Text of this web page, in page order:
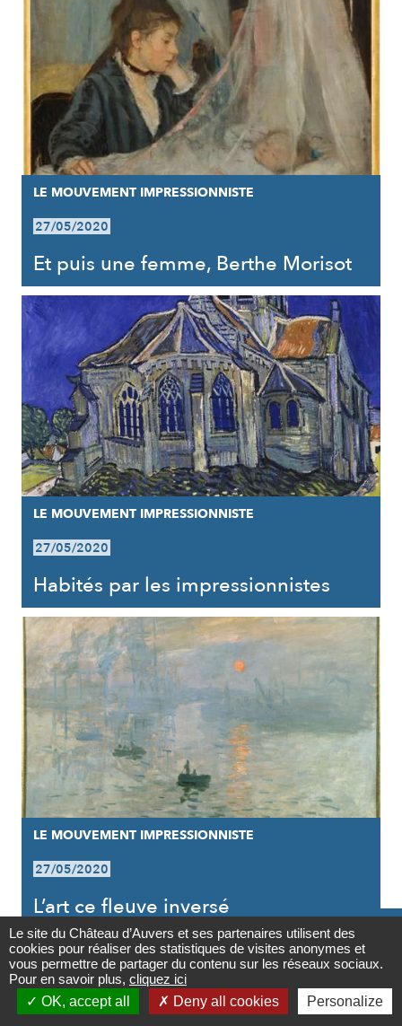
Contact

Newsletter
LE MOUVEMENT IMPRESSIONNISTE
27/05/2020
Et puis une femme, Berthe Morisot
LE MOUVEMENT IMPRESSIONNISTE
27/05/2020
Habités par les impressionnistes
LE MOUVEMENT IMPRESSIONNISTE
27/05/2020
L’art ce fleuve inversé
Le site du Château d’Auvers et ses partenaires utilisent des
cookies pour réaliser des statistiques de visites anonymes et
vous permettre de partager du contenu sur les réseaux sociaux.
Pour en savoir plus, cliquez ici
OK, accept all
Deny all cookies Personalize